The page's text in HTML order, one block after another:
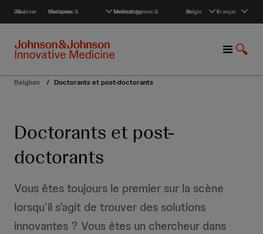
c
Discover J&J Medicines & therapies Medical devices & technology Belgium Français
M
n
S
o
Belgium / Doctorants et post-doctorants
Doctorants et post-
doctorants
Vous êtes toujours le premier sur la scène
lorsqu’il s’agit de trouver des solutions
innovantes ? Vous êtes un chercheur dans